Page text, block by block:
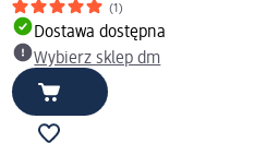
(1)
Dostawa dostępna
Wybierz sklep dm